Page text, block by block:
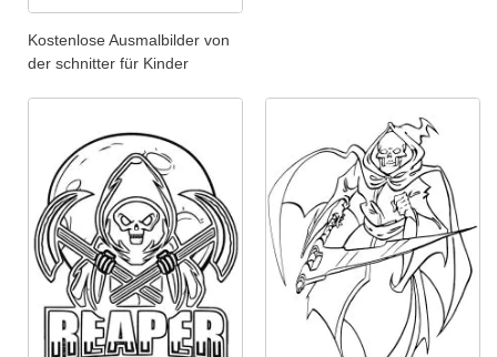
Kostenlose Ausmalbilder von
der schnitter für Kinder